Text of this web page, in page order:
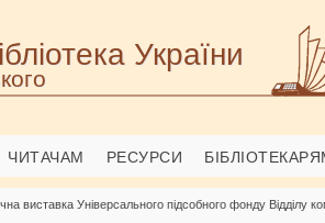
України
ЧИТАЧАМ РЕСУРСИ
виставка Універсального підсобного фонду Відділу